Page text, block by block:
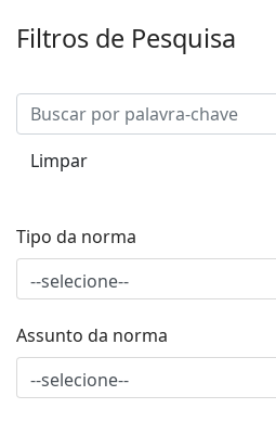
Filtros de Pesquisa
Limpar
Tipo da norma
Assunto da norma